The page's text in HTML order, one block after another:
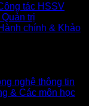
tác HSSV
trị
chính & Khảo
nghệ thông tin
& Các môn học